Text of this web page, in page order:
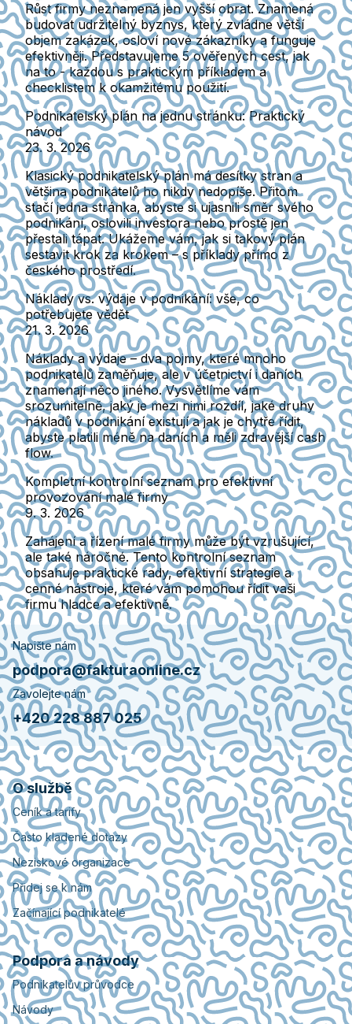
Růst firmy neznamená jen vyšší obrat. Znamená
budovat udržitelný byznys, který zvládne větší
objem zakázek, osloví nové zákazníky a funguje
efektivněji. Představujeme 5 ověřených cest, jak
na to - každou s praktickým příkladem a
checklistem k okamžitému použití.
Podnikatelský plán na jednu stránku: Praktický
návod
23. 3. 2026
Klasický podnikatelský plán má desítky stran a
většina podnikatelů ho nikdy nedopíše. Přitom
stačí jedna stránka, abyste si ujasnili směr svého
podnikání, oslovili investora nebo prostě jen
přestali tápat. Ukážeme vám, jak si takový plán
sestavit krok za krokem – s příklady přímo z
českého prostředí.
Náklady vs. výdaje v podnikání: vše, co
potřebujete vědět
21. 3. 2026
Náklady a výdaje – dva pojmy, které mnoho
podnikatelů zaměňuje, ale v účetnictví i daních
znamenají něco jiného. Vysvětlíme vám
srozumitelně, jaký je mezi nimi rozdíl, jaké druhy
nákladů v podnikání existují a jak je chytře řídit,
abyste platili méně na daních a měli zdravější cash
flow.
Kompletní kontrolní seznam pro efektivní
provozování malé firmy
9. 3. 2026
Zahájení a řízení malé firmy může být vzrušující,
ale také náročné. Tento kontrolní seznam
obsahuje praktické rady, efektivní strategie a
cenné nástroje, které vám pomohou řídit vaši
firmu hladce a efektivně.
Napište nám
podpora@fakturaonline.cz
Zavolejte nám
+420 228 887 025
O službě
Ceník a tarify
Často kladené dotazy
Neziskové organizace
Přidej se k nám
Začínající podnikatelé
Podpora a návody
Podnikatelův průvodce
Návody